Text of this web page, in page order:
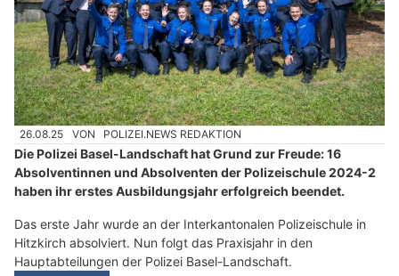
26.08.25 VON POLIZEI.NEWS REDAKTION
Die Polizei Basel-Landschaft hat Grund zur Freude: 16
Absolventinnen und Absolventen der Polizeischule 2024-2
haben ihr erstes Ausbildungsjahr erfolgreich beendet.
Das erste Jahr wurde an der Interkantonalen Polizeischule in
Hitzkirch absolviert. Nun folgt das Praxisjahr in den
Hauptabteilungen der Polizei Basel-Landschaft.